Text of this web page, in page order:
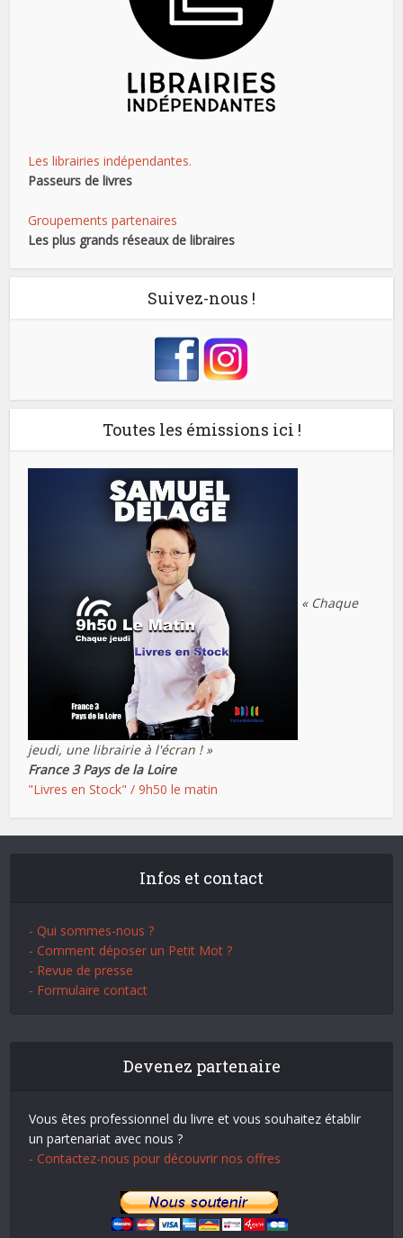
Les librairies indépendantes.
Passeurs de livres
Groupements partenaires
Les plus grands réseaux de libraires
Suivez-nous !
Toutes les émissions ici !
« Chaque
jeudi, une librairie à l'écran ! »
France 3 Pays de la Loire
"Livres en Stock" / 9h50 le matin
Infos et contact
- Qui sommes-nous ?
- Comment déposer un Petit Mot ?
- Revue de presse
- Formulaire contact
Devenez partenaire
Vous êtes professionnel du livre et vous souhaitez établir
un partenariat avec nous ?
- Contactez-nous pour découvrir nos offres